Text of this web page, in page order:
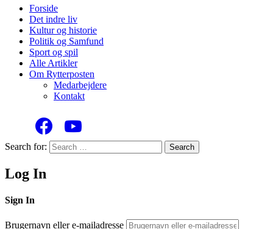
Forside
Det indre liv
Kultur og historie
Politik og Samfund
Sport og spil
Alle Artikler
Om Rytterposten
Medarbejdere
Kontakt
Search for: Search
Log In
Sign In
Brugernavn eller e-mailadresse